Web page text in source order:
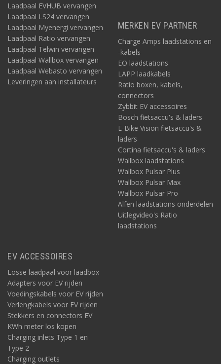
Laadpaal EVHUB vervangen
Laadpaal LS24 vervangen
Laadpaal Myenergi vervangen
Laadpaal Ratio vervangen
Laadpaal Telwin vervangen
Laadpaal Wallbox vervangen
Laadpaal Webasto vervangen
Leveringen aan installateurs
MERKEN EV PARTNER
Charge Amps laadstations en
-kabels
EO laadstations
LAPP laadkabels
Ratio boxen, kabels,
connectors
Zybbit EV accessoires
Bosch fietsaccu's & laders
E-Bike Vision fietsaccu's &
laders
Cortina fietsaccu's & laders
Wallbox laadstations
Wallbox Pulsar Plus
Wallbox Pulsar Max
Wallbox Pulsar Pro
Alfen laadstations onderdelen
Uitlegvideo's Ratio
laadstations
EV ACCESSOIRES
Losse laadpaal voor laadbox
Adapters voor EV rijden
Voedingskabels voor EV rijden
Verlengkabels voor EV rijden
Stekkers en connectors EV
KWh meter los kopen
Charging inlets Type 1 en
Type 2
Charging outlets